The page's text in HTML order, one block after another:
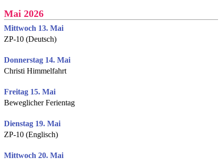
Mai 2026
Mittwoch 13. Mai
ZP-10 (Deutsch)
Donnerstag 14. Mai
Christi Himmelfahrt
Freitag 15. Mai
Beweglicher Ferientag
Dienstag 19. Mai
ZP-10 (Englisch)
Mittwoch 20. Mai